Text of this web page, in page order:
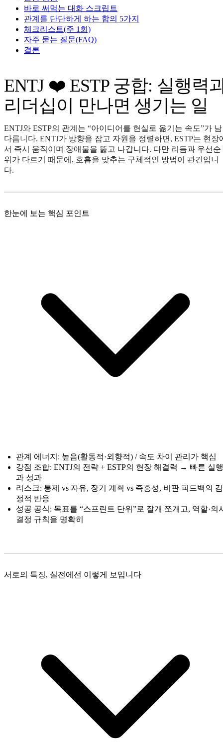
바로 써먹는 대화 스크립트
관계를 단단하게 하는 합의 5가지
체크리스트(주 1회)
자주 묻는 질문(FAQ)
결론
ENTJ ❤️ ESTP 궁합: 실행력
리더십이 만나면 생기는 일
ENTJ와 ESTP의 관계는 “아이디어를 현실로 옮기는 속도”가 남
다릅니다. ENTJ가 방향을 잡고 자원을 정렬하면, ESTP는 현장
서 즉시 움직이며 장애물을 뚫고 나갑니다. 다만 리듬과 우선순
위가 다르기 때문에, 호흡을 맞추는 구체적인 방법이 관건입니
다.
한눈에 보는 핵심 포인트
관계 에너지: 높음(활동적·외향적) / 속도 차이 관리가 핵심
강점 조합: ENTJ의 전략 + ESTP의 현장 해결력 → 빠른 실행
과 성과
리스크: 통제 vs 자유, 장기 계획 vs 즉흥성, 비판 피드백의 감
정적 반응
성공 공식: 목표를 “스프린트 단위”로 잘개 쪼개고, 역할·의
결정 규칙을 명확히
서로의 특징, 실전에선 이렇게 보입니다